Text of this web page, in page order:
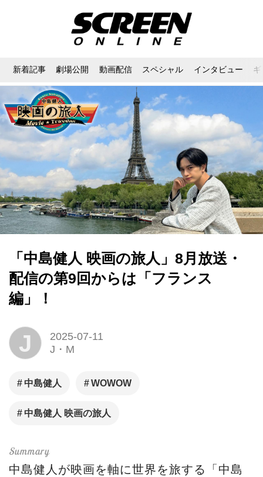
新着記事 劇場公開 動画配信 スペシャル インタビュー
「中島健人 映画の旅人」8月放送・
配信の第9回からは「フランス
編」！
J
2025-07-11
J・M
中島健人 WOWOW
中島健人 映画の旅人
中島健人が映画を軸に世界を旅する「中島